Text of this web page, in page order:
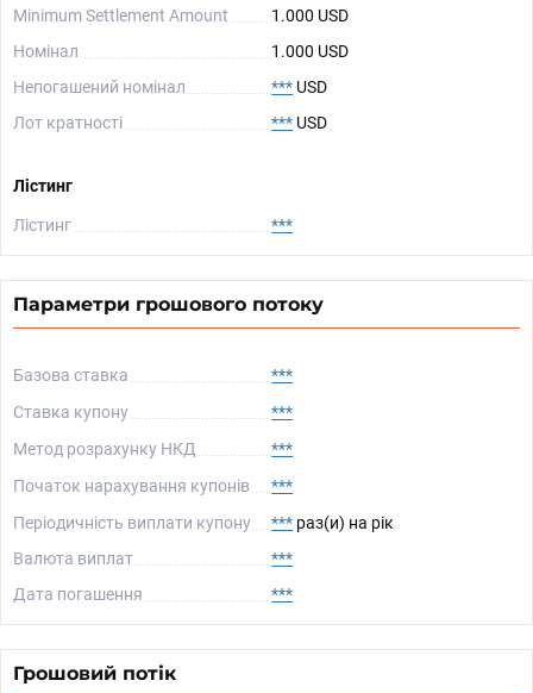
Minimum Settlement Amount
1.000 USD
Номінал
1.000 USD
Непогашений номінал
*** USD
Лот кратності
*** USD
Лістинг
Лістинг ***
Параметри грошового потоку
Базова ставка
***
Ставка купону
***
Метод розрахунку НКД
***
Початок нарахування купонів
***
Періодичність виплати купону
*** раз(и) на рік
Валюта виплат
***
Дата погашення
***
Грошовий потік